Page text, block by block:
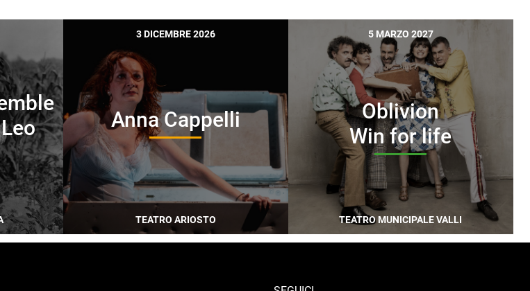
Musicologo e critico musicale, da sempre ha prestato
sempre attenzione al rapporto fra pratica musicale, cultura
e contesto sociale. I suoi interessi di studioso si sono
rivolti soprattutto al vasto orizzonte della modernità
attraverso le sue molteplici diramazioni: dalla pop music
alla musica contemporanea, dal jazz al rock alla musica
etnica. Autore di numerosi saggi e di volumi, tra cui Una
storia della musica.Artisti e pubblico dal Medioevo ai
giorni nostri(Rizzoli, 1998) eFrank Zappa. Rock come
prassi compositva(Arcana, 2014), scrive regolarmente su
l’Unità e collabora con riviste specializzate quali Il Giornale
della Musica e Amadeus. Ha insegnato Storia della
3 DICEMBRE 2026
Anna Cappelli
TEATRO ARIOSTO
5 MARZO 2027
Oblivion
Win for life
TEATRO MUNICIPALE VALLI